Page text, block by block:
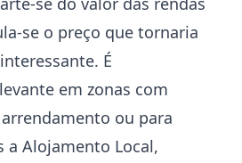
se o preço que tornaria
É
em zonas com
ou para
a Alojamento Local,